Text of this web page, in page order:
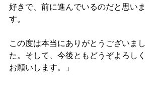
好きで、前に進んでいるのだと思いま
す。
この度は本当にありがとうございまし
た。そして、今後ともどうぞよろしく
お願いします。」